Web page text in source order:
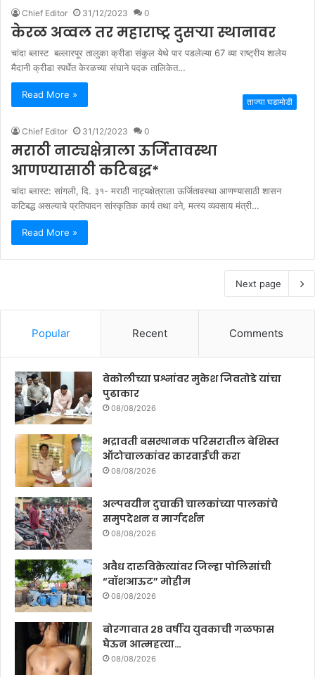
Chief Editor 31/12/2023 0
केरळ अव्वल तर महाराष्ट्र दुसऱ्या स्थानावर
चांदा ब्लास्ट बल्लारपूर तालुका क्रीडा संकुल येथे पार पडलेल्या 67 व्या राष्ट्रीय शालेय
मैदानी क्रीडा स्पर्धेत केरळच्या संघाने पदक तालिकेत…
Read More »
ताज्या घडामोडी
Chief Editor 31/12/2023 0
मराठी नाट्यक्षेत्राला ऊर्जितावस्था
आणण्यासाठी कटिबद्ध*
चांदा ब्लास्ट: सांगली, दि. ३१- मराठी नाट्यक्षेत्राला ऊर्जितावस्था आणण्यासाठी शासन
कटिबद्ध असल्याचे प्रतिपादन सांस्कृतिक कार्य तथा वने, मत्स्य व्यवसाय मंत्री…
Read More »
Next page
Popular Recent Comments
वेकोलीच्या प्रश्नांवर मुकेश जिवतोडे यांचा
पुढाकार
08/08/2026
भद्रावती बसस्थानक परिसरातील बेशिस्त
ऑटोचालकांवर कारवाईची करा
08/08/2026
अल्पवयीन दुचाकी चालकांच्या पालकांचे
समुपदेशन व मार्गदर्शन
08/08/2026
अवैध दारुविक्रेत्यांवर जिल्हा पोलिसांची
“वॉशआऊट” मोहीम
08/08/2026
बोरगावात २८ वर्षीय युवकाची गळफास
घेऊन आत्महत्या…
08/08/2026